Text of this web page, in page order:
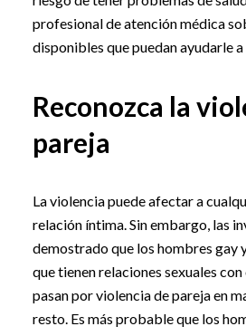
profesional de atención médica
disponibles que puedan ayudarle
Reconozca la
pareja
La violencia puede afectar a
relación íntima. Sin embargo, las
demostrado que los hombres gay
que tienen relaciones sexuales
pasan por violencia de pareja en
resto. Es más probable que los